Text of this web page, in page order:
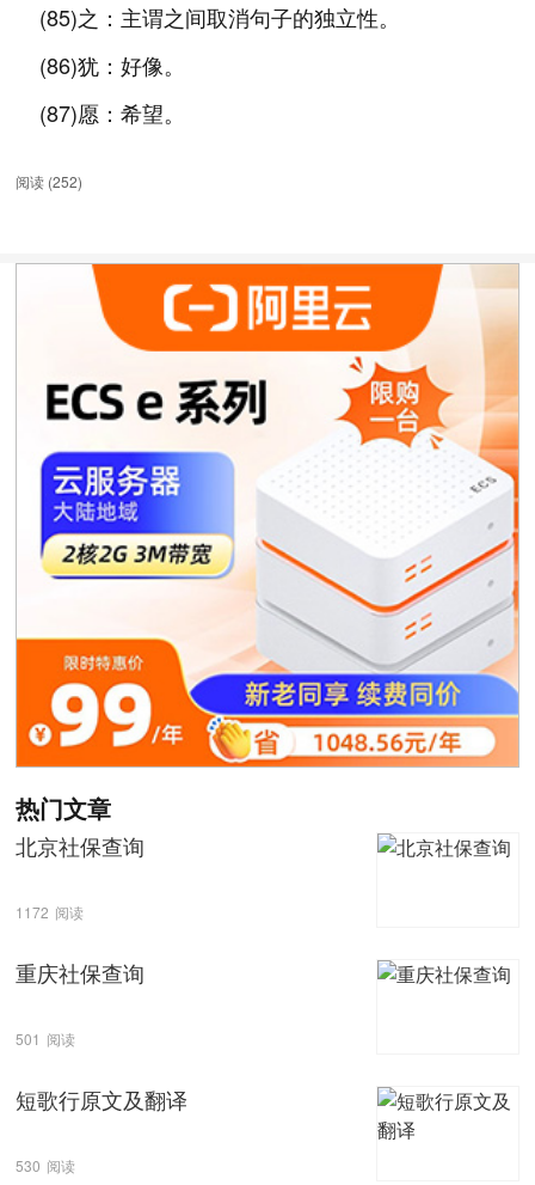
(85)之：主谓之间取消句子的独立性。
(86)犹：好像。
(87)愿：希望。
阅读 (252)
热门文章
北京社保查询
1172 阅读
重庆社保查询
501 阅读
短歌行原文及翻译
530 阅读